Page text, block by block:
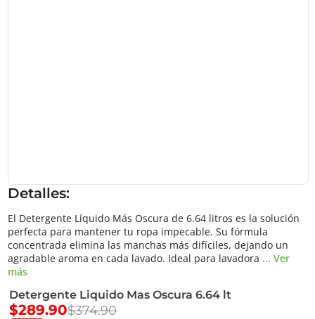
Detalles:
El Detergente Líquido Más Oscura de 6.64 litros es la solución
perfecta para mantener tu ropa impecable. Su fórmula
concentrada elimina las manchas más difíciles, dejando un
agradable aroma en cada lavado. Ideal para lavadora ... Ver
más
Detergente Liquido Mas Oscura 6.64 lt
$289.90$374.90